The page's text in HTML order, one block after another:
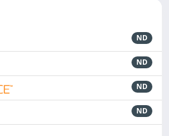
ND
ND
ND
ND